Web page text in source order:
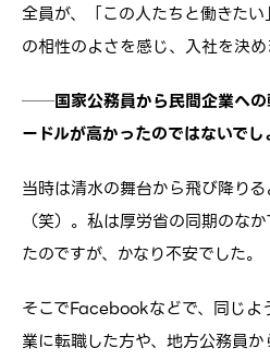
全員が、「この人たちと働きた
の相性のよさを感じ、入社を決め
──国家公務員から民間企業への
ードルが高かったのではないでし
当時は清水の舞台から飛び降り
（笑）。私は厚労省の同期のな
たのですが、かなり不安でした。
そこでFacebookなどで、同じよ
業に転職した方や、地方公務員